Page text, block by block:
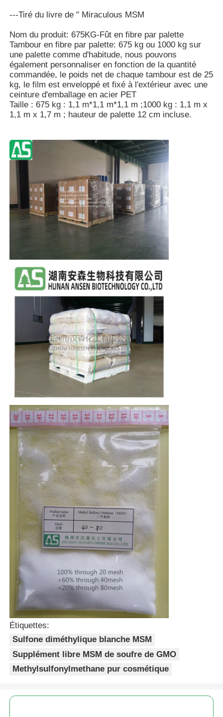
---Tiré du livre de " Miraculous MSM
Nom du produit: 675KG-Fût en fibre par palette
Tambour en fibre par palette: 675 kg ou 1000 kg sur
une palette comme d'habitude, nous pouvons
également personnaliser en fonction de la quantité
commandée, le poids net de chaque tambour est de 25
kg, le film est enveloppé et fixé à l'extérieur avec une
ceinture d'emballage en acier PET
Taille : 675 kg : 1,1 m*1,1 m*1,1 m ;1000 kg : 1,1 m x
1,1 m x 1,7 m ; hauteur de palette 12 cm incluse.
Étiquettes:
Sulfone diméthylique blanche MSM
Supplément libre MSM de soufre de GMO
Methylsulfonylmethane pur cosmétique